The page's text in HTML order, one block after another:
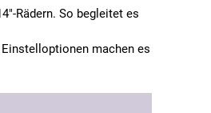
Rädern. So begleitet es
machen es